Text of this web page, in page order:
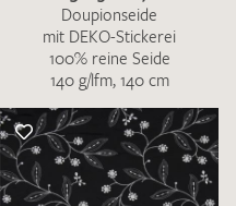
Doupionseide
mit DEKO-Stickerei
100% reine Seide
140 g/lfm, 140 cm